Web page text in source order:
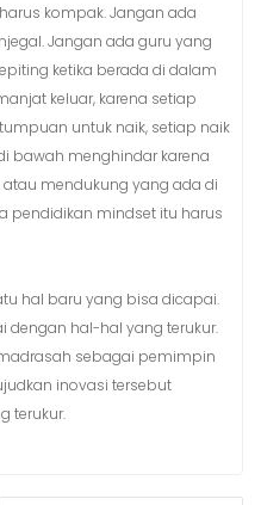
kompak. Jangan ada
Jangan ada guru yang
ketika berada di dalam
keluar, karena setiap
untuk naik, setiap naik
bawah menghindar karena
mendukung yang ada di
pendidikan mindset itu harus
hal baru yang bisa dicapai.
dengan hal-hal yang terukur.
sebagai pemimpin
inovasi tersebut
terukur.